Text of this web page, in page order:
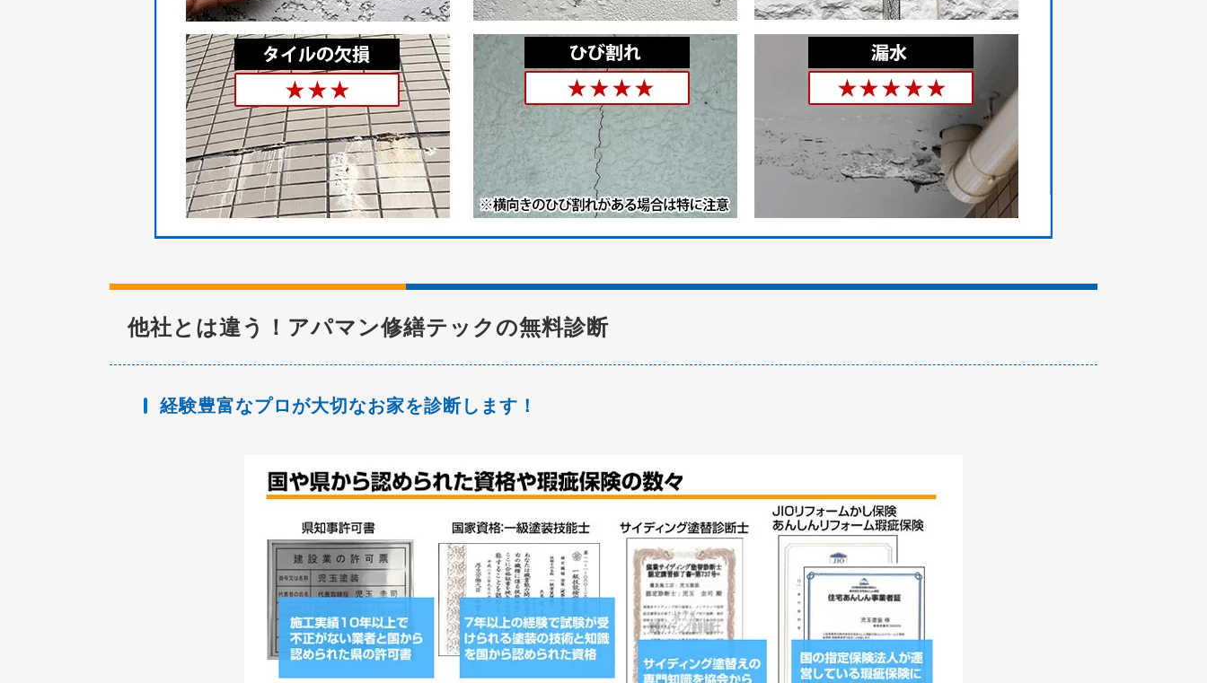
他社とは違う！アパマン修繕テックの無料診断
経験豊富なプロが大切なお家を診断します！